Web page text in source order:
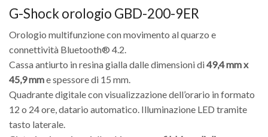
G-Shock orologio GBD-200-9ER
Orologio multifunzione con movimento al quarzo e
connettività Bluetooth® 4.2.
Cassa antiurto in resina gialla dalle dimensioni di49,4 mm x
45,9 mme spessore di 15 mm.
Quadrante digitale con visualizzazione dell’orario in formato
12 o 24 ore, datario automatico. Illuminazione LED tramite
tasto laterale.